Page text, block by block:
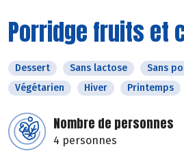
Porridge fruits et
Dessert Sans lactose Sans
Végétarien
Hiver Printemps
Nombre de personnes
4 personnes